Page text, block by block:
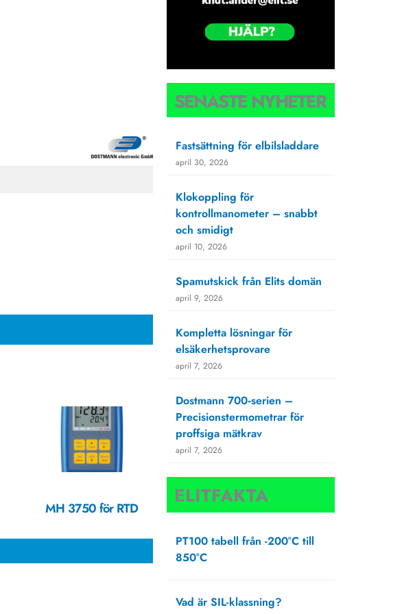
MH 3750 för RTD
SENASTE NYHETER
Fastsättning för elbilsladdare
april 30, 2026
Klokoppling för
kontrollmanometer – snabbt
och smidigt
april 10, 2026
Spamutskick från Elits domän
april 9, 2026
Kompletta lösningar för
elsäkerhetsprovare
april 7, 2026
Dostmann 700‑serien –
Precisionstermometrar för
proffsiga mätkrav
april 7, 2026
ELITFAKTA
PT100 tabell från -200°C till
850°C
Vad är SIL-klassning?